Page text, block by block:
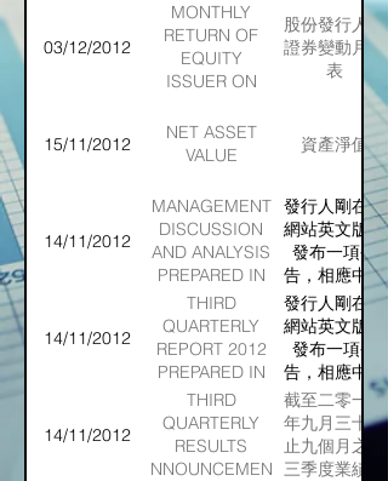
03/12/2012
MONTHLY
RETURN OF
EQUITY
ISSUER ON
IN
SECURITIES
股份發行人的
證券變動月報
表
15/11/2012
NET ASSET
VALUE
資產淨值
14/11/2012
MANAGEMENT
DISCUSSION
AND ANALYSIS
PREPARED IN
ACCORDANCE
WITH
CANADIAN
SECURITIES
LAW
發行人剛在本
網站英文版面
發布一項公
告，相應中文
版本或會／或
不會在本版面
發布。
14/11/2012
THIRD
QUARTERLY
REPORT 2012
PREPARED IN
ACCORDANCE
WITH THE
CANADIAN
SECURITIES
發行人剛在本
網站英文版面
發布一項公
告，相應中文
版本或會／或
不會在本版面
發布。
14/11/2012
THIRD
QUARTERLY
RESULTS
ANNOUNCEMENT
截至二零一二
年九月三十日
止九個月之第
三季度業績公